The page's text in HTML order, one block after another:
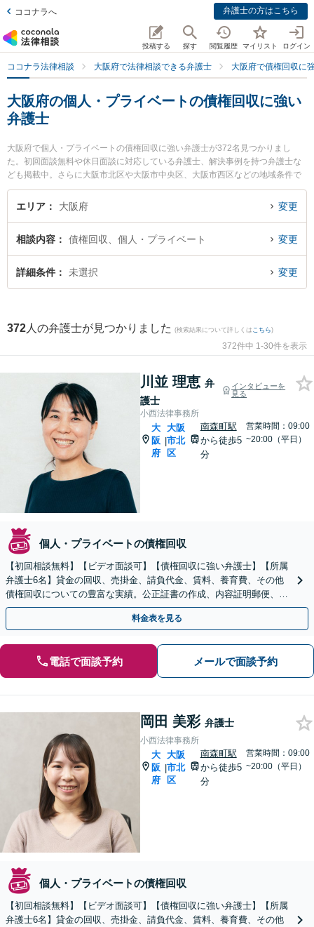
ココナラへ 弁護士の方はこちら
投稿する 探す 閲覧履歴 マイリスト ログイン
ココナラ法律相談 大阪府で法律相談できる弁護士 大阪府で債権回収に
大阪府の個人・プライベートの債権回収に強い
弁護士
大阪府で個人・プライベートの債権回収に強い弁護士が372名見つかりまし
た。初回面談無料や休日面談に対応している弁護士、解決事例を持つ弁護士な
ども掲載中。さらに大阪市北区や大阪市中央区、大阪市西区などの地域条件で
弁護士を絞り込めます。債権回収に関係する売掛金回収や債権回収代行、債権
の時効中断等の細かな分野での絞り込み検索もでき便利です。特に小西法律事
れています。『大阪府で土日や夜間に発生した個人・プライベートの債権回収
のトラブルを今すぐに弁護士に相談したい』『個人・プライベートの債権回収
のトラブル解決の実績豊富な近くの弁護士を検索したい』『初回相談無料で個
エリア 大阪府 変更
相談内容 債権回収、個人・プライベート 変更
詳細条件 未選択 変更
372 人の弁護士が見つかりました (検索結果について詳しくは こちら)
372件中 1-30件を表示
川並 理恵 弁
護士
インタビューを
見る
小西法律事務所
大
阪
府
|
大阪
市北
区
南森町駅
から徒歩5
分
営業時間：09:00
~20:00（平日）
個人・プライベートの債権回収
【初回相談無料】【ビデオ面談可】【債権回収に強い弁護士】【所属
弁護士6名】貸金の回収、売掛金、請負代金、賃料、養育費、その他
債権回収についての豊富な実績。公正証書の作成、内容証明郵便、仮
差押え、支払督促、訴訟、強制執行等。
料金表を見る
電話で面談予約 メールで面談予約
岡田 美彩 弁護士
小西法律事務所
大
阪
府
|
大阪
市北
区
南森町駅
から徒歩5
分
営業時間：09:00
~20:00（平日）
個人・プライベートの債権回収
【初回相談無料】【ビデオ面談可】【債権回収に強い弁護士】【所属
弁護士6名】貸金の回収、売掛金、請負代金、賃料、養育費、その他